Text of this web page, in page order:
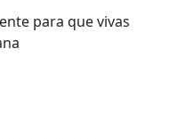
para que vivas